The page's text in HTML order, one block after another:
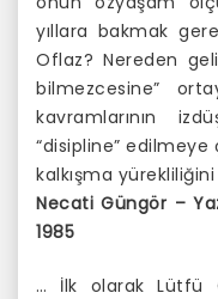
yıllara bakmak
Oflaz? Nereden
bilmezcesine”
kavramlarının
“disipline” edilmeye
kalkışma
Necati Güngör –
1985
… İlk olarak Lütfü